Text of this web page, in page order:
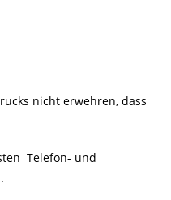
nicht erwehren, dass
Telefon- und